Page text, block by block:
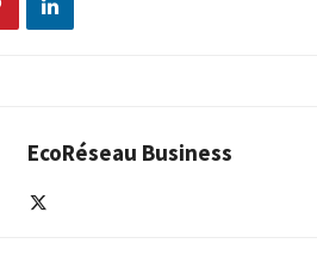
EcoRéseau Business